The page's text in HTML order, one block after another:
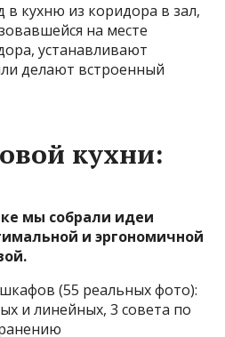
в кухню из коридора в зал,
на месте
устанавливают
делают встроенный
кухни:
мы собрали идеи
и эргономичной